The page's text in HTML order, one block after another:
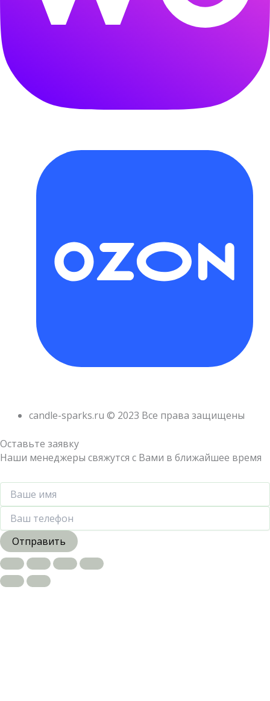
candle-sparks.ru © 2023 Все права защищены
Оставьте заявку
Наши менеджеры свяжутся с Вами в ближайшее время
Отправить